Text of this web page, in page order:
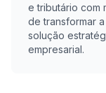
e tributário com
de transformar
solução
empresarial.